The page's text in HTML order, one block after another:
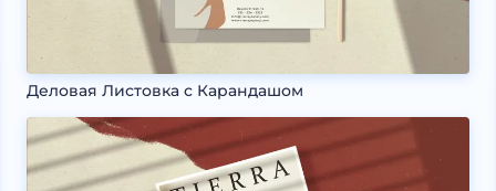
Деловая Листовка с Карандашом